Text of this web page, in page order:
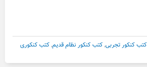
کتب کنکور تجربی,کتب کنکور نظام قدیم,کتب کنکوری